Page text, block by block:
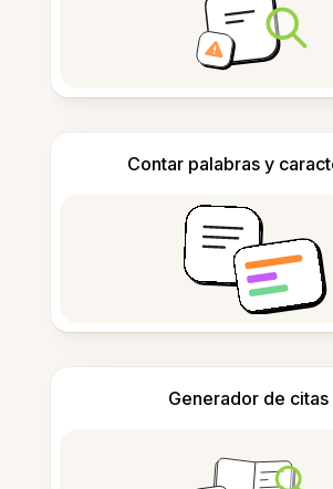
Contar palabras y
Generador de citas